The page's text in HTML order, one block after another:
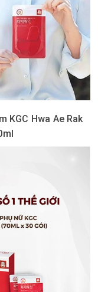
KGC Hwa Ae Rak